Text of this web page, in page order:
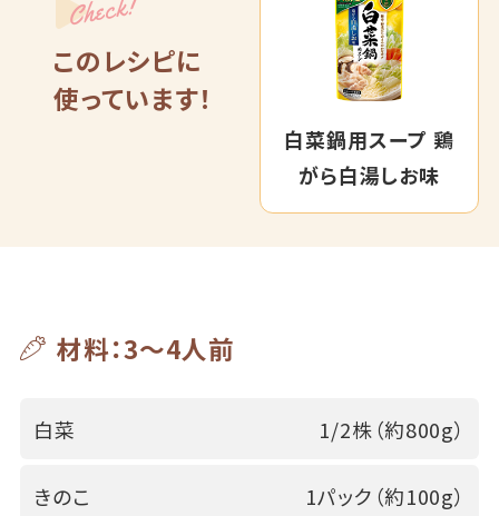
Check!
このレシピに
使っています！
白菜鍋用スープ 鶏
がら白湯しお味
材料：3～4人前
白菜 1/2株（約800g）
きのこ
1パック（約100g）